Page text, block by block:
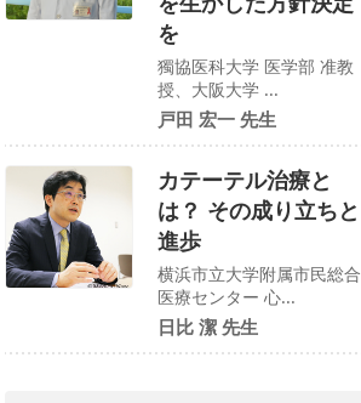
を
獨協医科大学 医学部 准教
授、大阪大学 ...
戸田 宏一 先生
カテーテル治療と
は？ その成り立ちと
進歩
横浜市立大学附属市民総合
医療センター 心...
日比 潔 先生